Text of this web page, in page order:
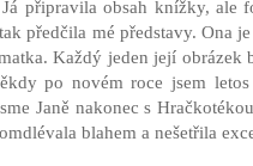
připravila obsah knížky, ale
předčila mé představy. Ona
Každý jeden její obrázek
po novém roce jsem
Janě nakonec s
blahem a nešetřila